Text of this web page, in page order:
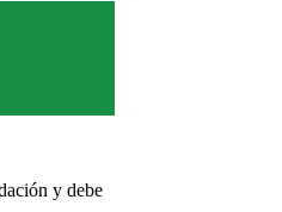
y debe